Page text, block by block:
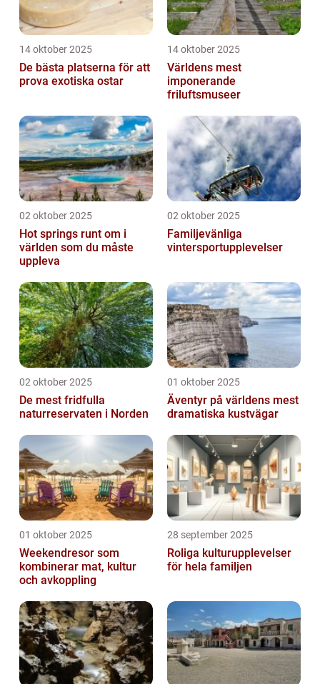
14 oktober 2025
De bästa platserna för att
prova exotiska ostar
14 oktober 2025
Världens mest
imponerande
friluftsmuseer
02 oktober 2025
Hot springs runt om i
världen som du måste
uppleva
02 oktober 2025
Familjevänliga
vintersportupplevelser
02 oktober 2025
De mest fridfulla
naturreservaten i Norden
01 oktober 2025
Äventyr på världens mest
dramatiska kustvägar
01 oktober 2025
Weekendresor som
kombinerar mat, kultur
och avkoppling
28 september 2025
Roliga kulturupplevelser
för hela familjen